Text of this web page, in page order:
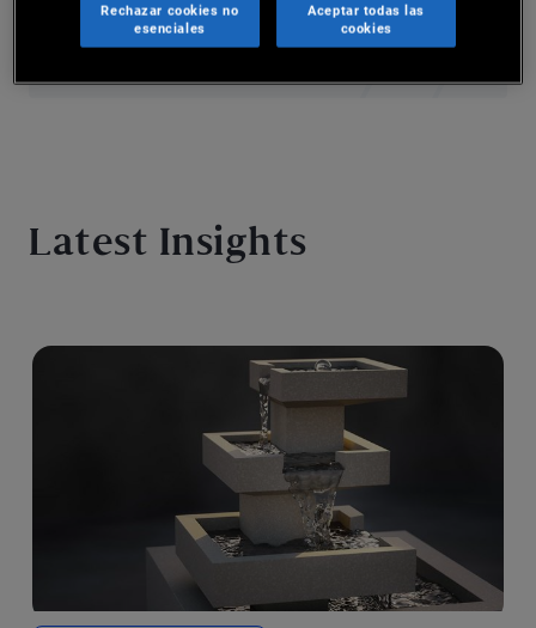
en Montreal.
Latest Insights
Rechazar cookies no
esenciales
Aceptar todas las
cookies